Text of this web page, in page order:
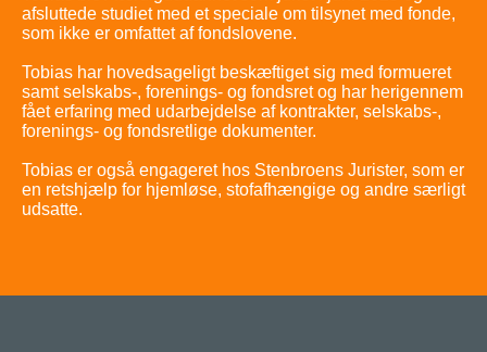
afsluttede studiet med et speciale om tilsynet med fonde,
som ikke er omfattet af fondslovene.
Tobias har hovedsageligt beskæftiget sig med formueret
samt selskabs-, forenings- og fondsret og har herigennem
fået erfaring med udarbejdelse af kontrakter, selskabs-,
forenings- og fondsretlige dokumenter.
Tobias er også engageret hos Stenbroens Jurister, som er
en retshjælp for hjemløse, stofafhængige og andre særligt
udsatte.